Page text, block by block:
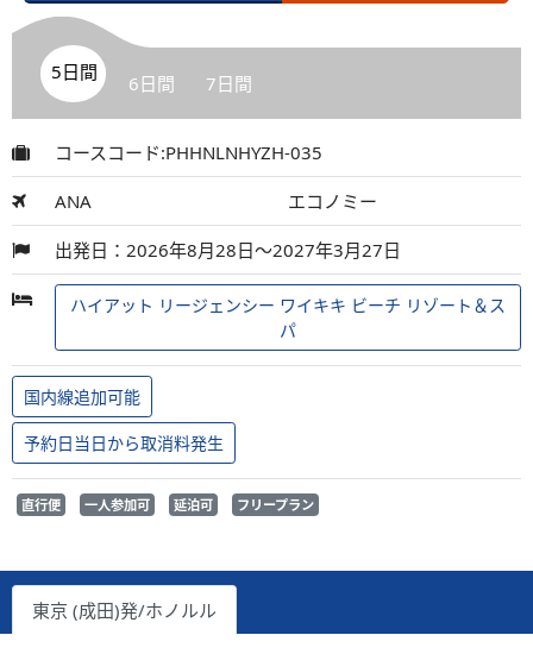
5日間 6日間 7日間
コースコード:PHHNLNHYZH-035
ANA エコノミー
出発日：2026年8月28日～2027年3月27日
ハイアット リージェンシー ワイキキ ビーチ リゾート＆ス
パ
国内線追加可能
予約日当日から取消料発生
直行便 一人参加可 延泊可 フリープラン
東京 (成田)発/ホノルル